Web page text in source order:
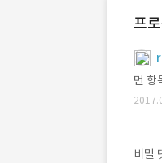
프
먼 항
비밀